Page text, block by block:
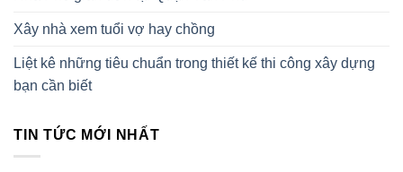
Xây nhà xem tuổi vợ hay chồng
Liệt kê những tiêu chuẩn trong thiết kế thi công xây dựng
bạn cần biết
TIN TỨC MỚI NHẤT